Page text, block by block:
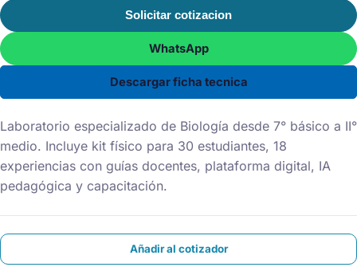
Solicitar cotizacion
WhatsApp
Descargar ficha tecnica
Laboratorio especializado de Biología desde 7° básico a II°
medio. Incluye kit físico para 30 estudiantes, 18
experiencias con guías docentes, plataforma digital, IA
pedagógica y capacitación.
Añadir al cotizador